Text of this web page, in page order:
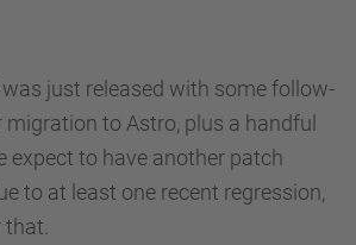
just released with some follow-
to Astro, plus a handful
expect to have another patch
to at least one recent regression,